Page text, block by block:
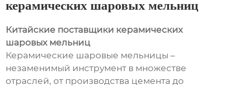
керамических шаровых мельниц
Китайские поставщики керамических
шаровых мельниц
Керамические шаровые мельницы –
незаменимый инструмент в множестве
отраслей, от производства цемента до